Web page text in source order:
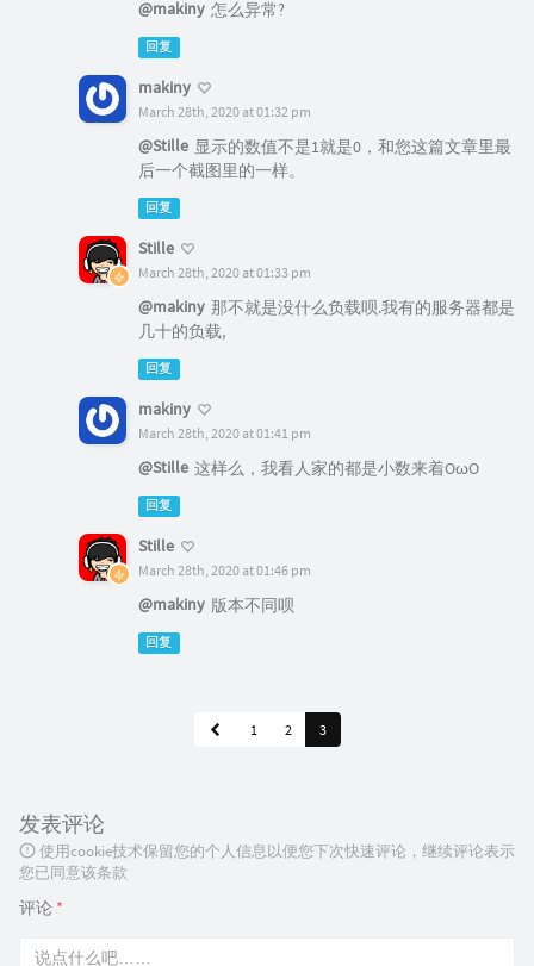
@makiny 怎么异常?
回复
makiny
March 28th, 2020 at 01:32 pm
@Stille 显示的数值不是1就是0，和您这篇文章里最
后一个截图里的一样。
回复
Stille
March 28th, 2020 at 01:33 pm
@makiny 那不就是没什么负载呗.我有的服务器都是
几十的负载,
回复
makiny
March 28th, 2020 at 01:41 pm
@Stille 这样么，我看人家的都是小数来着OωO
回复
Stille
March 28th, 2020 at 01:46 pm
@makiny 版本不同呗
回复
1 2 3
发表评论
使用cookie技术保留您的个人信息以便您下次快速评论，继续评论表示
您已同意该条款
评论 *